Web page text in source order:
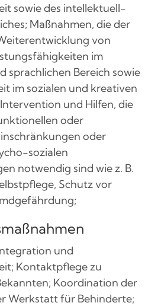
sowie des intellektuell-
Maßnahmen, die der
von
im
sprachlichen Bereich sowie
im sozialen und kreativen
und Hilfen, die
oder
oder
sozialen
notwendig sind wie z. B.
Schutz vor
und
Kontaktpflege zu
Koordination der
Werkstatt für Behinderte;